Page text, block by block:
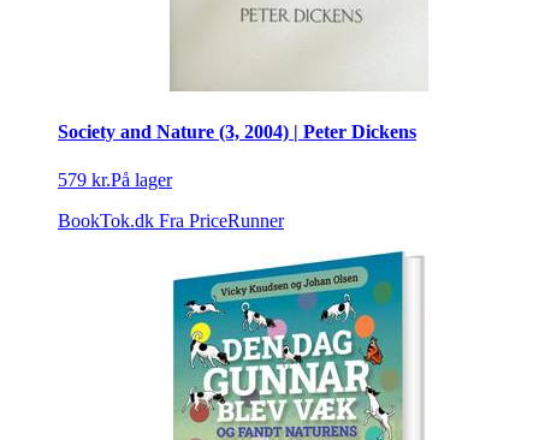
Society and Nature (3, 2004) | Peter Dickens
579 kr.På lager
BookTok.dk Fra PriceRunner